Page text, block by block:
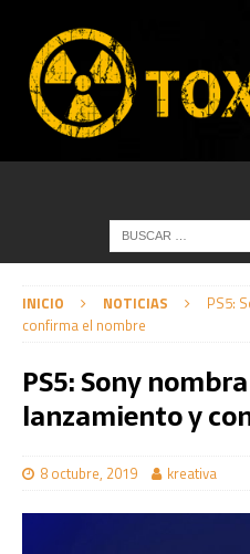
INICIO NOTICIAS
PS5:
confirma el nombre
PS5: Sony
lanzamiento y
8 octubre, 2019 kreativa